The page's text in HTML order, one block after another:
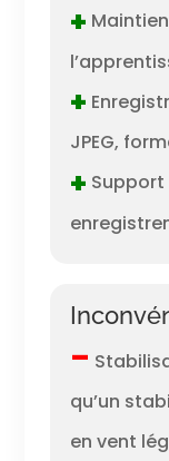
+
+
JPEG,
+ Support
–
qu’un
en vent